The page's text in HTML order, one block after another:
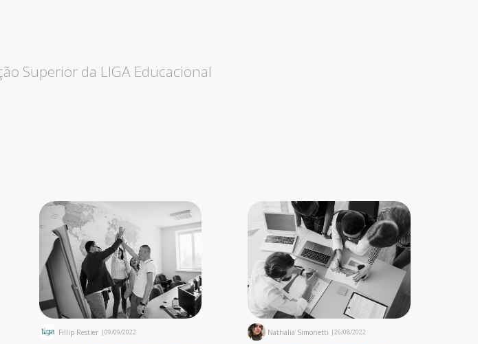
Superior da LIGA Educacional
Fillip Restier |09/09/2022 Nathalia Simonetti |26/08/2022